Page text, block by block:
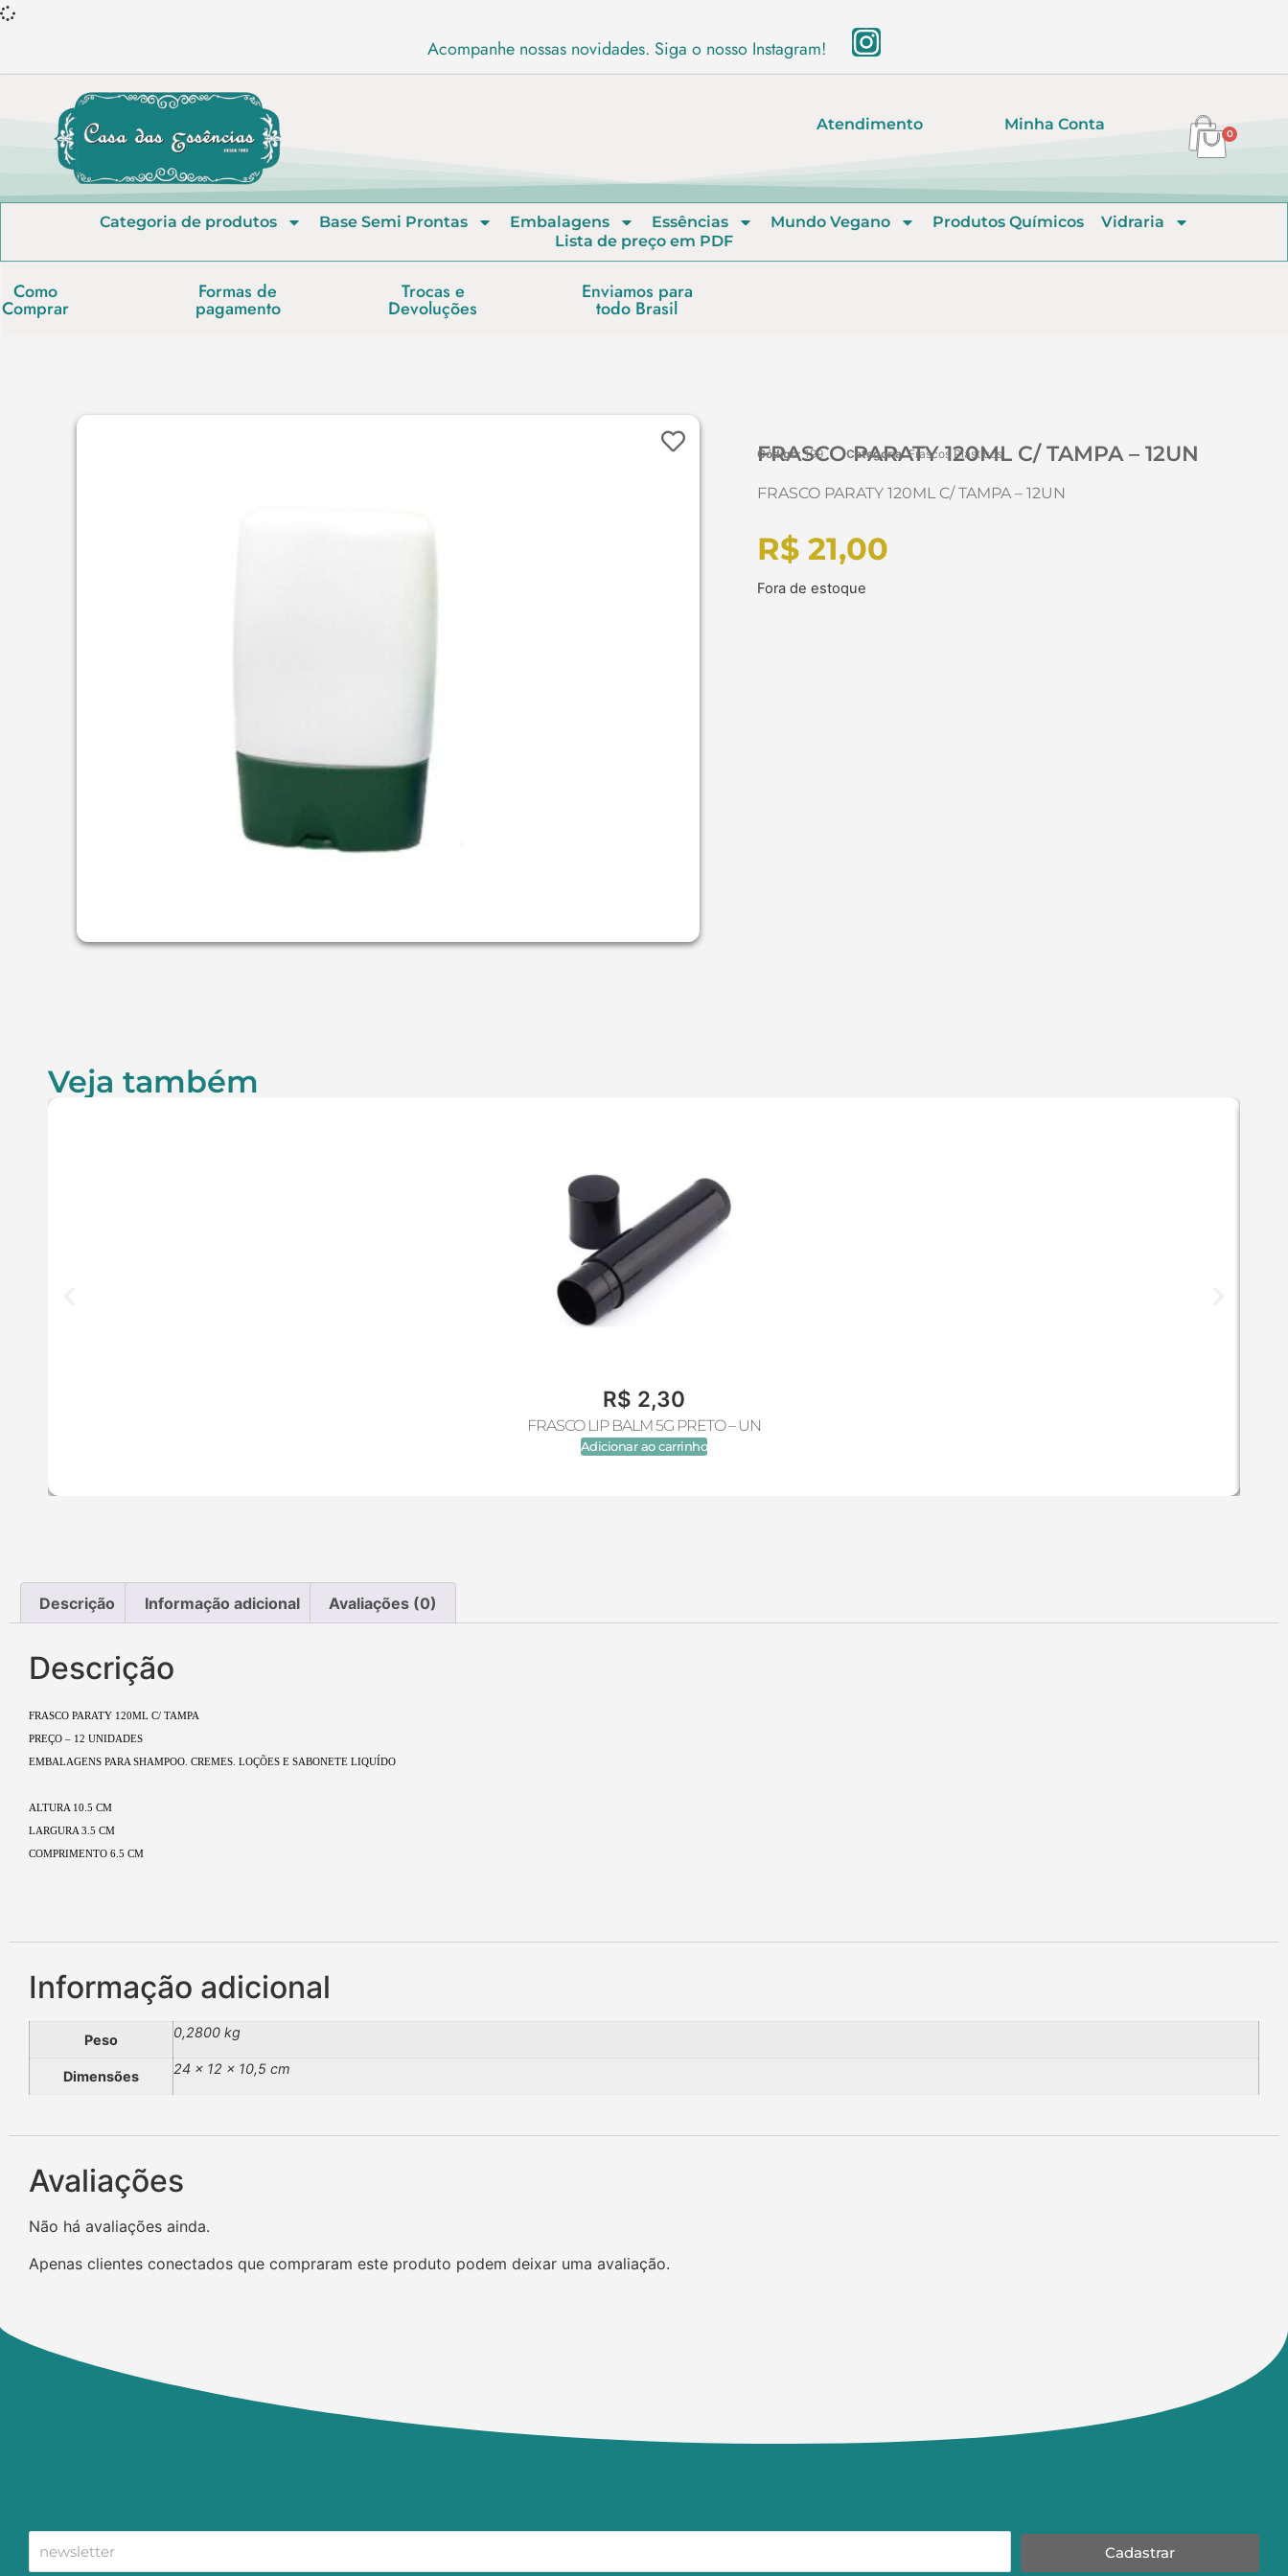
Acompanhe nossas novidades. Siga o nosso Instagram!
Atendimento Minha Conta
0
Categoria de produtos Base Semi Prontas Embalagens Essências Mundo Vegano Produtos Químicos
Vidraria
Lista de preço em PDF
Como
Comprar
Formas de
pagamento
Trocas e
Devoluções
Enviamos para
todo Brasil
FRASCO PARATY 120ML C/ TAMPA – 12UN
Código:199 Categoria: Frascos Plásticos
FRASCO PARATY 120ML C/ TAMPA – 12UN
R$ 21,00
Fora de estoque
Veja também
R$ 2,30
FRASCO LIP BALM 5G PRETO – UN
Adicionar ao carrinho
Descrição Informação adicional Avaliações (0)
Descrição
FRASCO PARATY 120ML C/ TAMPA
PREÇO – 12 UNIDADES
EMBALAGENS PARA SHAMPOO. CREMES. LOÇÕES E SABONETE LIQUÍDO
ALTURA 10.5 CM
LARGURA 3.5 CM
COMPRIMENTO 6.5 CM
Informação adicional
Peso 0,2800 kg
Dimensões 24 × 12 × 10,5 cm
Avaliações
Não há avaliações ainda.
Apenas clientes conectados que compraram este produto podem deixar uma avaliação.
Cadastrar